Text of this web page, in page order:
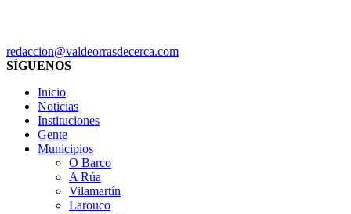
redaccion@valdeorrasdecerca.com
SÍGUENOS
Inicio
Noticias
Instituciones
Gente
Municipios
O Barco
A Rúa
Vilamartín
Larouco